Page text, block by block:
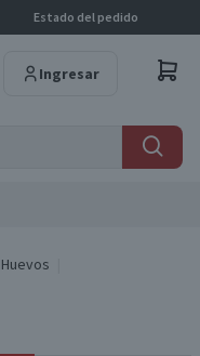
Estado del pedido
Ingresar
Huevos